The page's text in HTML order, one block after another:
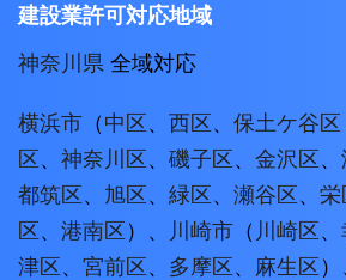
建設業許可対応地域
神奈川県 全域対応
横浜市 （中区、 西区、 保土ケ谷区
区、 神奈川区、 磯子区、 金沢区、
都筑区、 旭区、 緑区、 瀬谷区、 栄
区、 港南区）、 川崎市 （ 川崎区、
津区、 宮前区、 多摩区、 麻生区）